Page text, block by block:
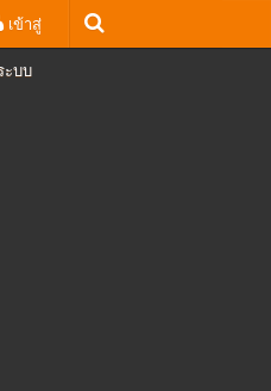
เข้าสู่
ะบบ